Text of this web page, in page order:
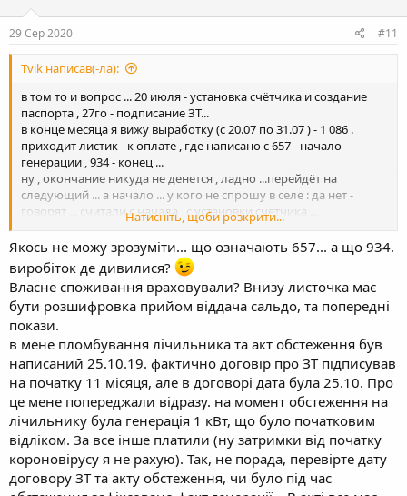
29 Сер 2020 #11
Tvik написав(-ла):
в том то и вопрос ... 20 июля - установка счётчика и создание
паспорта , 27го - подписание ЗТ...
в конце месяца я вижу выработку (с 20.07 по 31.07 ) - 1 086 .
приходит листик - к оплате , где написано с 657 - начало
генерации , 934 - конец ...
ну , окончание никуда не денется , ладно ...перейдёт на
следующий ... а начало ... у кого не спрошу в селе : да нет -
говорят ... считали с начала , с установки счётчика ...
В облэнерго утверждают : с момента подписания ЗТ.
Потому и задан вопрос ...подумал может в правилах что
изменилось ...
Натисніть, щоби розкрити...
Якось не можу зрозуміти... що означають 657... а що 934.
виробіток де дивилися?
Власне споживання враховували? Внизу листочка має
бути розшифровка прийом віддача сальдо, та попередні
покази.
в мене пломбування лічильника та акт обстеження був
написаний 25.10.19. фактично договір про ЗТ підписував
на початку 11 місяця, але в договорі дата була 25.10. Про
це мене попереджали відразу. на момент обстеження на
лічильнику була генерація 1 кВт, що було початковим
відліком. За все інше платили (ну затримки від початку
короновірусу я не рахую). Так, не порада, перевірте дату
договору ЗТ та акту обстеження, чи було під час